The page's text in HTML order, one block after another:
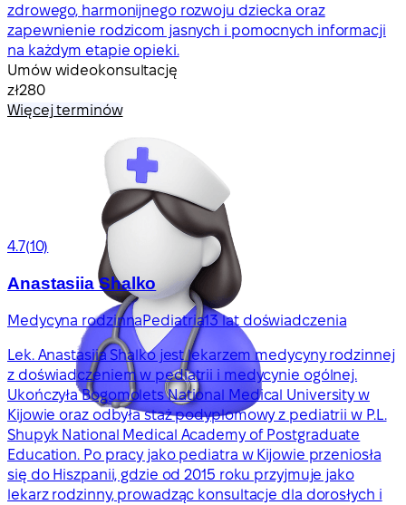
zdrowego, harmonijnego rozwoju dziecka oraz
zapewnienie rodzicom jasnych i pomocnych informacji
na każdym etapie opieki.
Umów wideokonsultację
zł280
Więcej terminów
4.7(10)
Anastasiia Shalko
Medycyna rodzinnaPediatria13 lat doświadczenia
Lek. Anastasiia Shalko jest lekarzem medycyny rodzinnej
z doświadczeniem w pediatrii i medycynie ogólnej.
Ukończyła Bogomolets National Medical University w
Kijowie oraz odbyła staż podyplomowy z pediatrii w P.L.
Shupyk National Medical Academy of Postgraduate
Education. Po pracy jako pediatra w Kijowie przeniosła
się do Hiszpanii, gdzie od 2015 roku przyjmuje jako
lekarz rodzinny, prowadząc konsultacje dla dorosłych i